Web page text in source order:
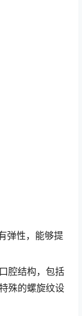
弹性，能够提
腔结构，包括
殊的螺旋纹设